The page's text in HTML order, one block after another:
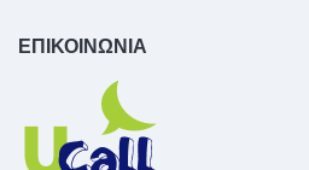
ΕΠΙΚΟΙΝΩΝΙΑ